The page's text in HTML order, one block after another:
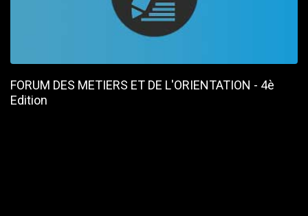
FORUM DES METIERS ET DE L'ORIENTATION - 4è
Edition